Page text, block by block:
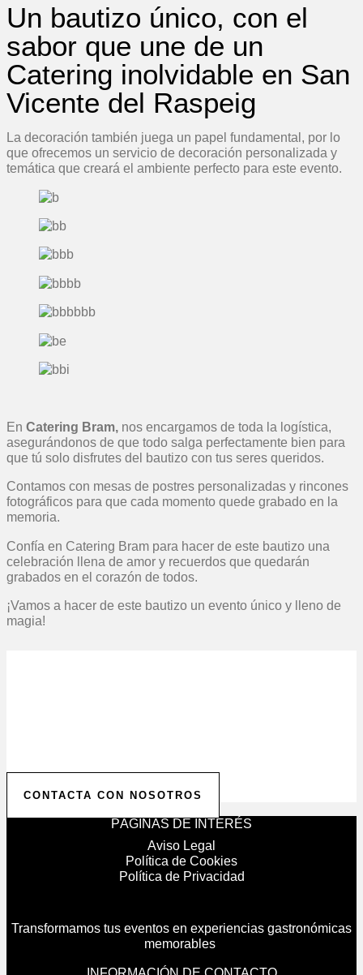
Un bautizo único, con el
sabor que une de un
Catering inolvidable en San
Vicente del Raspeig
La decoración también juega un papel fundamental, por lo
que ofrecemos un servicio de decoración personalizada y
temática que creará el ambiente perfecto para este evento.
En Catering Bram, nos encargamos de toda la logística,
asegurándonos de que todo salga perfectamente bien para
que tú solo disfrutes del bautizo con tus seres queridos.
Contamos con mesas de postres personalizadas y rincones
fotográficos para que cada momento quede grabado en la
memoria.
Confía en Catering Bram para hacer de este bautizo una
celebración llena de amor y recuerdos que quedarán
grabados en el corazón de todos.
¡Vamos a hacer de este bautizo un evento único y lleno de
magia!
realidad la celebración de tus sueños.
CONTACTA CON NOSOTROS
PÁGINAS DE INTERÉS
Aviso Legal
Política de Cookies
Política de Privacidad
Transformamos tus eventos en experiencias gastronómicas
memorables